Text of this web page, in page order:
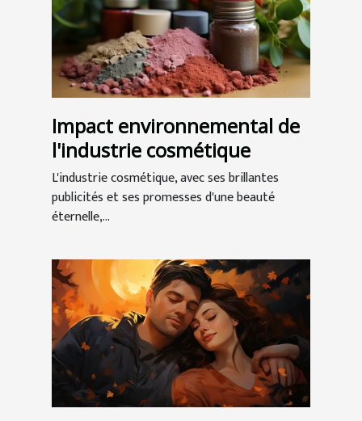
Impact environnemental de
l'industrie cosmétique
L'industrie cosmétique, avec ses brillantes
publicités et ses promesses d'une beauté
éternelle,...